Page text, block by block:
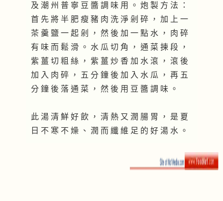
及 潮 州 普 寧 豆 醬 調 味 用 。 炮 製 方 法 ：
首 先 將 半 肥 瘦 豬 肉 洗 淨 剁 碎 ， 加 上 一
茶 羹 鹽 一 起 剁 ， 然 後 加 一 點 水 ， 肉 碎
有 味 而 鬆 滑 。 水 瓜 切 角 ， 通 菜 揀 段 ，
紫 薑 切 粗 絲 ， 紫 薑 炒 香 加 水 滾 ， 滾 後
加 入 肉 碎 ， 五 分 鐘 後 加 入 水 瓜 ， 再 五
分 鐘 後 落 通 菜 ， 然 後 用 豆 醬 調 味 。
此 湯 清 鮮 好 飲 ， 清 熱 又 潤 腸 胃 ， 是 夏
日 不 寒 不 燥 、 潤 而 纖 維 足 的 好 湯 水 。